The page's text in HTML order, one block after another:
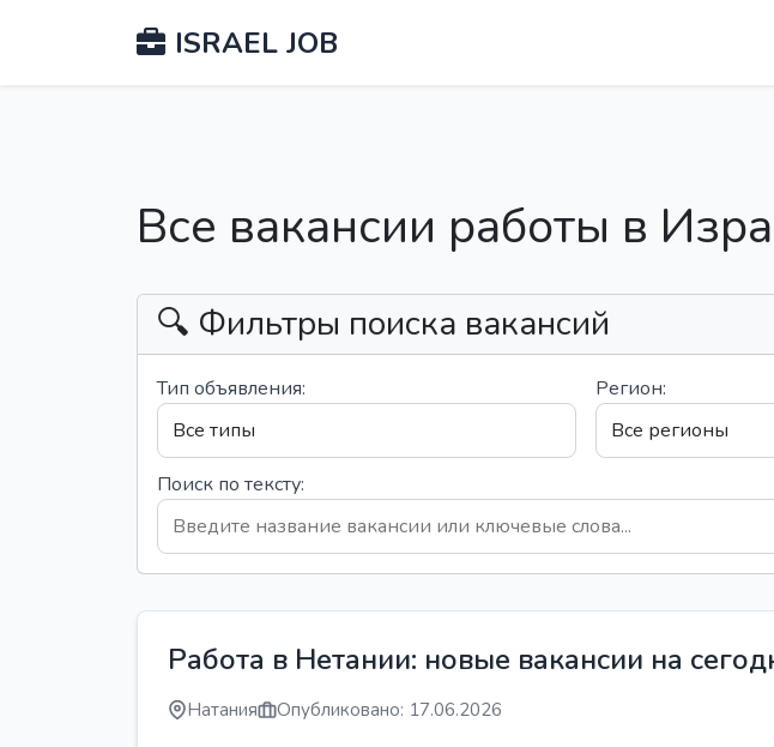
ISRAEL JOB
Все вакансии работы в
🔍 Фильтры поиска вакансий
Тип объявления: Регион:
Поиск по тексту:
Работа в Нетании: новые вакансии на
Натания Опубликовано: 17.06.2026